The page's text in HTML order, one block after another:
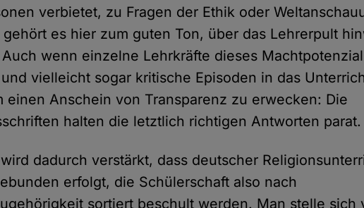
verbietet, zu Fragen der Ethik oder
es hier zum guten Ton, über das Lehrerpult
wenn einzelne Lehrkräfte dieses
vielleicht sogar kritische Episoden in das
einen Anschein von Transparenz zu erwecken: Die
halten die letztlich richtigen Antworten parat.
dadurch verstärkt, dass deutscher
erfolgt, die Schülerschaft also nach
sortiert beschult werden. Man stelle sich